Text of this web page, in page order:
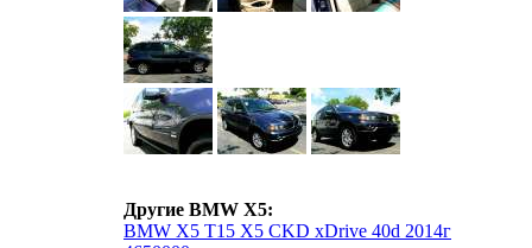
Другие BMW X5:
BMW X5 T15 X5 CKD xDrive 40d 2014г